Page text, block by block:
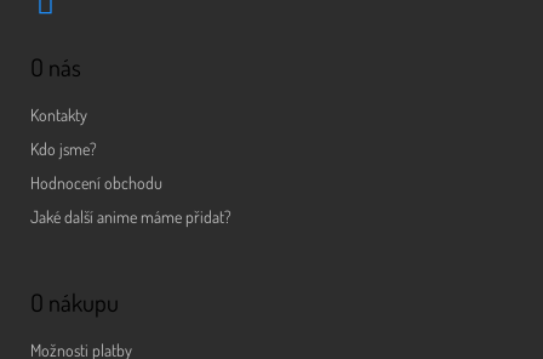
O nás
Kontakty
Kdo jsme?
Hodnocení obchodu
Jaké další anime máme přidat?
O nákupu
Možnosti platby